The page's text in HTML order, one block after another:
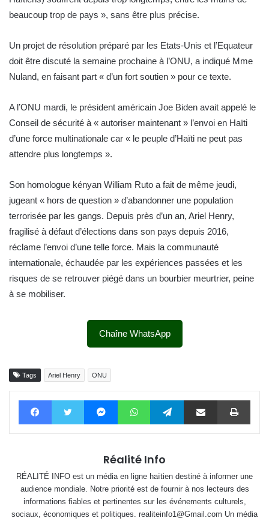
beaucoup trop de pays », sans être plus précise.
Un projet de résolution préparé par les Etats-Unis et l’Equateur
doit être discuté la semaine prochaine à l’ONU, a indiqué Mme
Nuland, en faisant part « d’un fort soutien » pour ce texte.
A l’ONU mardi, le président américain Joe Biden avait appelé le
Conseil de sécurité à « autoriser maintenant » l’envoi en Haïti
d’une force multinationale car « le peuple d’Haïti ne peut pas
attendre plus longtemps ».
Son homologue kényan William Ruto a fait de même jeudi,
jugeant « hors de question » d’abandonner une population
terrorisée par les gangs. Depuis près d’un an, Ariel Henry,
fragilisé à défaut d’élections dans son pays depuis 2016,
réclame l’envoi d’une telle force. Mais la communauté
internationale, échaudée par les expériences passées et les
risques de se retrouver piégé dans un bourbier meurtrier, peine
à se mobiliser.
Chaîne WhatsApp
Tags Ariel Henry ONU
FacebookTwitter MessengerWhatsAppTelegram Partager par email
Réalité Info
RÉALITÉ INFO est un média en ligne haïtien destiné à informer une
audience mondiale. Notre priorité est de fournir à nos lecteurs des
informations fiables et pertinentes sur les événements culturels,
sociaux, économiques et politiques. realiteinfo1@Gmail.com Un média